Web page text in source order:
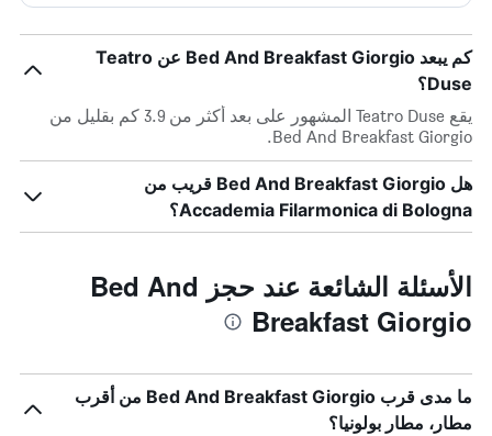
كم يبعد Bed And Breakfast Giorgio عن Teatro
Duse؟
يقع Teatro Duse المشهور على بعد أكثر من 3.9 كم بقليل من
Bed And Breakfast Giorgio.
هل Bed And Breakfast Giorgio قريب من
Accademia Filarmonica di Bologna؟
الأسئلة الشائعة عند حجز Bed And
Breakfast Giorgio
ما مدى قرب Bed And Breakfast Giorgio من أقرب
مطار، مطار بولونيا؟